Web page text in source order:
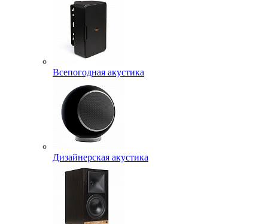
Всепогодная акустика
Дизайнерская акустика